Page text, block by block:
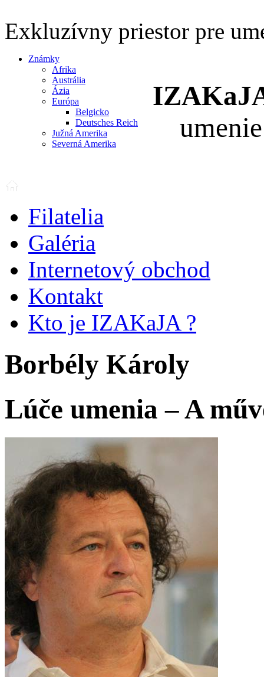
Exkluzívny priestor pre
Známky
Afrika
Austrália
Ázia
Európa
Belgicko
Deutsches Reich
Južná Amerika
Severná Amerika
Filatelia
Galéria
Internetový obchod
Kontakt
Kto je IZAKaJA ?
Borbély Károly
Lúče umenia – A